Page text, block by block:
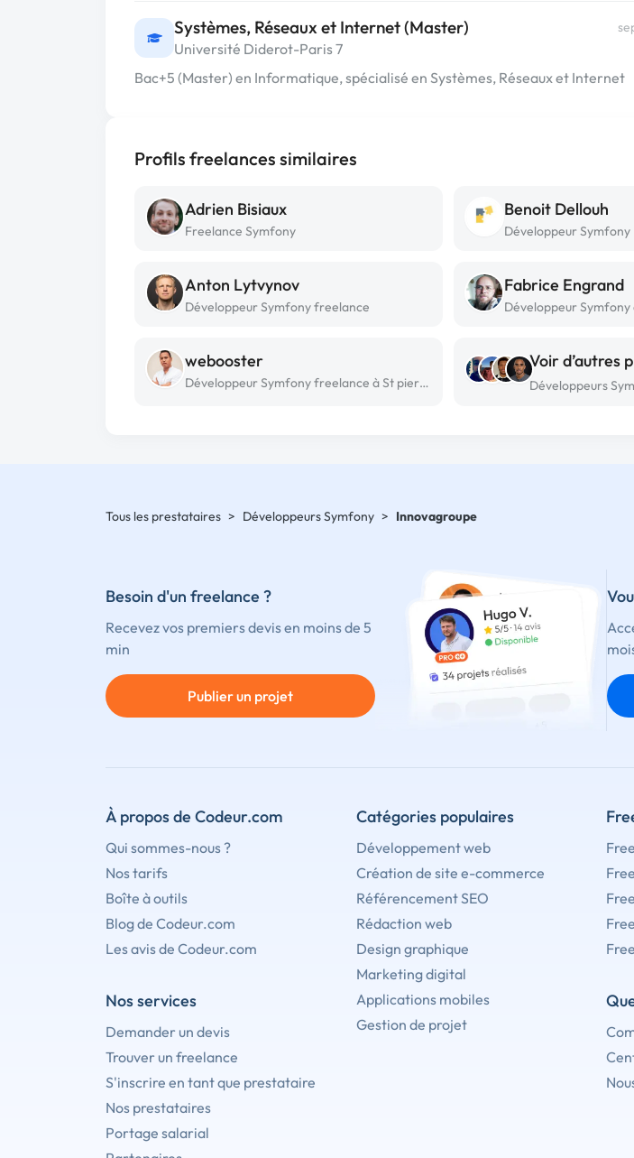
Systèmes, Réseaux et Internet (Master)
Université Diderot-Paris 7
Bac+5 (Master) en Informatique, spécialisé en Systèmes, Réseaux et Internet
Profils freelances similaires
Adrien Bisiaux
Freelance Symfony
Benoit Dellouh
Développeur Symfony
Anton Lytvynov
Développeur Symfony freelance
Fabrice Engrand
Développeur
webooster
Développeur Symfony freelance à St pierre du perray
Voir d’autres
Développeurs
Tous les prestataires > Développeurs Symfony > Innovagroupe
Besoin d'un freelance ?
Recevez vos premiers devis en moins de 5
min
Publier un projet
À propos de Codeur.com
Qui sommes-nous ?
Nos tarifs
Boîte à outils
Blog de Codeur.com
Les avis de Codeur.com
Nos services
Demander un devis
Trouver un freelance
S'inscrire en tant que prestataire
Nos prestataires
Portage salarial
Catégories populaires
Développement web
Création de site e-commerce
Référencement SEO
Rédaction web
Design graphique
Marketing digital
Applications mobiles
Gestion de projet